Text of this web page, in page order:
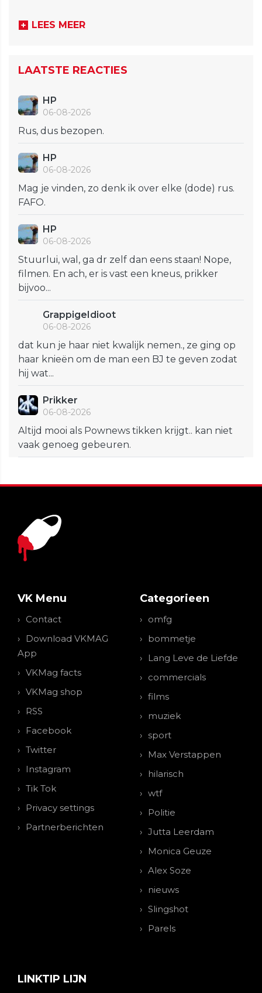
LEES MEER
LAATSTE REACTIES
HP
06-08-2026
Rus, dus bezopen.
HP
06-08-2026
Mag je vinden, zo denk ik over elke (dode) rus.
FAFO.
HP
06-08-2026
Stuurlui, wal, ga dr zelf dan eens staan! Nope,
filmen. En ach, er is vast een kneus, prikker
bijvoo...
GrappigeIdioot
06-08-2026
dat kun je haar niet kwalijk nemen., ze ging op
haar knieën om de man een BJ te geven zodat
hij wat...
Prikker
06-08-2026
Altijd mooi als Pownews tikken krijgt.. kan niet
vaak genoeg gebeuren.
VK Menu
Contact
Download VKMAG
App
VKMag facts
VKMag shop
RSS
Facebook
Twitter
Instagram
Tik Tok
Privacy settings
Partnerberichten
Categorieen
omfg
bommetje
Lang Leve de Liefde
commercials
films
muziek
sport
Max Verstappen
hilarisch
wtf
Politie
Jutta Leerdam
Monica Geuze
Alex Soze
nieuws
Slingshot
Parels
LINKTIP LIJN